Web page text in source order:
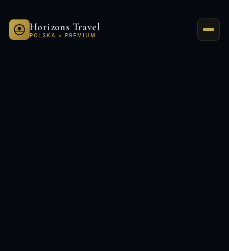
Horizons Travel
POLSKA • PREMIUM